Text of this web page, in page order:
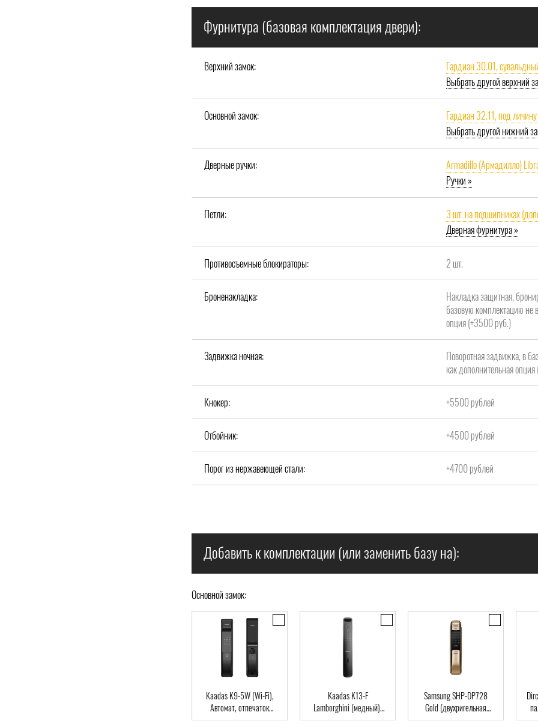
Фурнитура (базовая комплектация двери):
Верхний замок:
Гардиан 30.01,
Выбрать другой верхний
Основной замок:
Гардиан 32.11, под личину
Выбрать другой нижний
Дверные ручки:
Armadillo (Армадилло)
Ручки »
Петли:
3 шт. на подшипниках
Дверная фурнитура »
Противосъемные блокираторы: 2 шт.
Броненакладка:
Накладка защитная,
базовую комплектацию не
опция (+3500 руб.)
Задвижка ночная:
Поворотная задвижка, в
как дополнительная
Кнокер: +5500 рублей
Отбойник: +4500 рублей
Порог из нержавеющей стали: +4700 рублей
Добавить к комплектации (или заменить базу на):
Основной замок:
Kaadas K9-5W (Wi-Fi),
Автомат, отпечаток
пальца, Wi-Fi, RFID-Card
Kaadas K13-F
Lamborghini (медный),
Автомат, Face-ID,
Samsung SHP-DP728
Gold (двухригельная
врезная часть), Автомат,